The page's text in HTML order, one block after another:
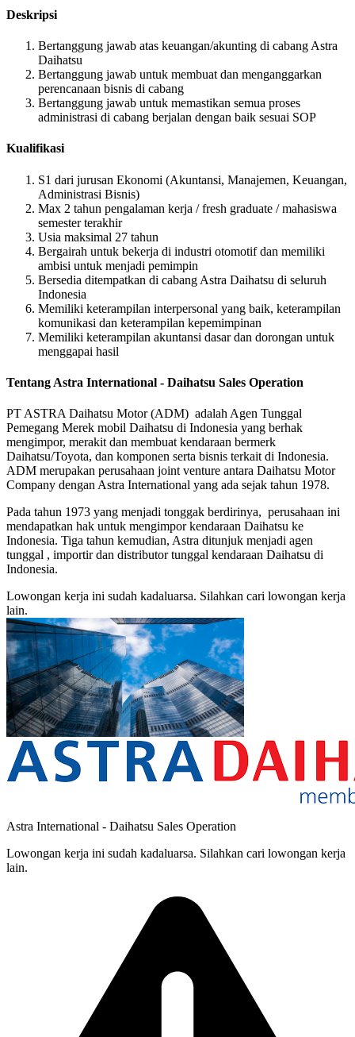
Deskripsi
Bertanggung jawab atas keuangan/akunting di cabang Astra
Daihatsu
Bertanggung jawab untuk membuat dan menganggarkan
perencanaan bisnis di cabang
Bertanggung jawab untuk memastikan semua proses
administrasi di cabang berjalan dengan baik sesuai SOP
Kualifikasi
S1 dari jurusan Ekonomi (Akuntansi, Manajemen, Keuangan,
Administrasi Bisnis)
Max 2 tahun pengalaman kerja / fresh graduate / mahasiswa
semester terakhir
Usia maksimal 27 tahun
Bergairah untuk bekerja di industri otomotif dan memiliki
ambisi untuk menjadi pemimpin
Bersedia ditempatkan di cabang Astra Daihatsu di seluruh
Indonesia
Memiliki keterampilan interpersonal yang baik, keterampilan
komunikasi dan keterampilan kepemimpinan
Memiliki keterampilan akuntansi dasar dan dorongan untuk
menggapai hasil
Tentang Astra International - Daihatsu Sales Operation
PT ASTRA Daihatsu Motor (ADM) adalah Agen Tunggal
Pemegang Merek mobil Daihatsu di Indonesia yang berhak
mengimpor, merakit dan membuat kendaraan bermerk
Daihatsu/Toyota, dan komponen serta bisnis terkait di Indonesia.
ADM merupakan perusahaan joint venture antara Daihatsu Motor
Company dengan Astra International yang ada sejak tahun 1978.
Pada tahun 1973 yang menjadi tonggak berdirinya, perusahaan ini
mendapatkan hak untuk mengimpor kendaraan Daihatsu ke
Indonesia. Tiga tahun kemudian, Astra ditunjuk menjadi agen
tunggal , importir dan distributor tunggal kendaraan Daihatsu di
Indonesia.
Lowongan kerja ini sudah kadaluarsa. Silahkan cari lowongan kerja
lain.
Astra International - Daihatsu Sales Operation
Lowongan kerja ini sudah kadaluarsa. Silahkan cari lowongan kerja
lain.